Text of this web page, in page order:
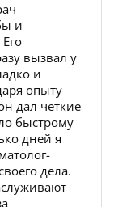
и
вызвал у
и
опыту
дал четкие
быстрому
дней я
дела.